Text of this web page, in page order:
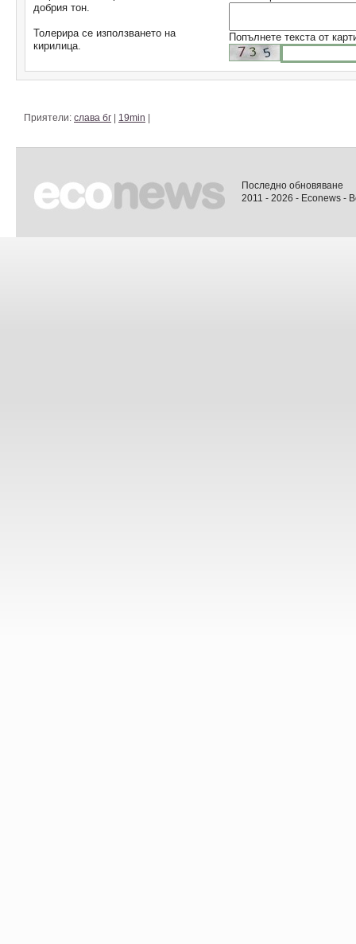
добрия тон.
Толерира се използването на
кирилица.
Попълнете текста от
Приятели: слава бг 19min
Последно обновяване
2011 - 2026 - Econews -